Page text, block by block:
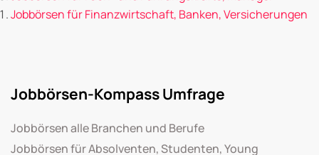
Jobbörsen für Finanzwirtschaft, Banken, Versicherungen
Jobbörsen-Kompass Umfrage
Jobbörsen alle Branchen und Berufe
Jobbörsen für Absolventen, Studenten, Young